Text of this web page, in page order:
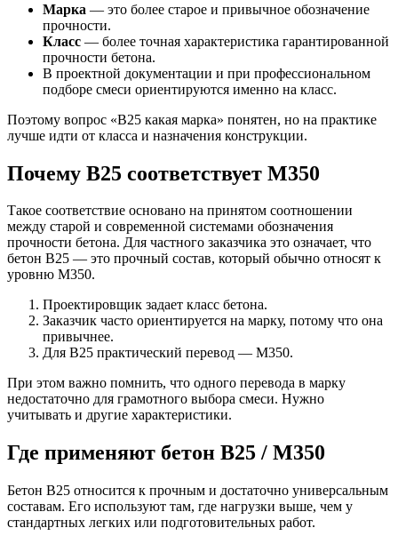
Марка — это более старое и привычное обозначение
прочности.
Класс — более точная характеристика гарантированной
прочности бетона.
В проектной документации и при профессиональном
подборе смеси ориентируются именно на класс.
Поэтому вопрос «В25 какая марка» понятен, но на практике
лучше идти от класса и назначения конструкции.
Почему В25 соответствует М350
Такое соответствие основано на принятом соотношении
между старой и современной системами обозначения
прочности бетона. Для частного заказчика это означает, что
бетон В25 — это прочный состав, который обычно относят к
уровню М350.
Проектировщик задает класс бетона.
Заказчик часто ориентируется на марку, потому что она
привычнее.
Для В25 практический перевод — М350.
При этом важно помнить, что одного перевода в марку
недостаточно для грамотного выбора смеси. Нужно
учитывать и другие характеристики.
Где применяют бетон В25 / М350
Бетон В25 относится к прочным и достаточно универсальным
составам. Его используют там, где нагрузки выше, чем у
стандартных легких или подготовительных работ.